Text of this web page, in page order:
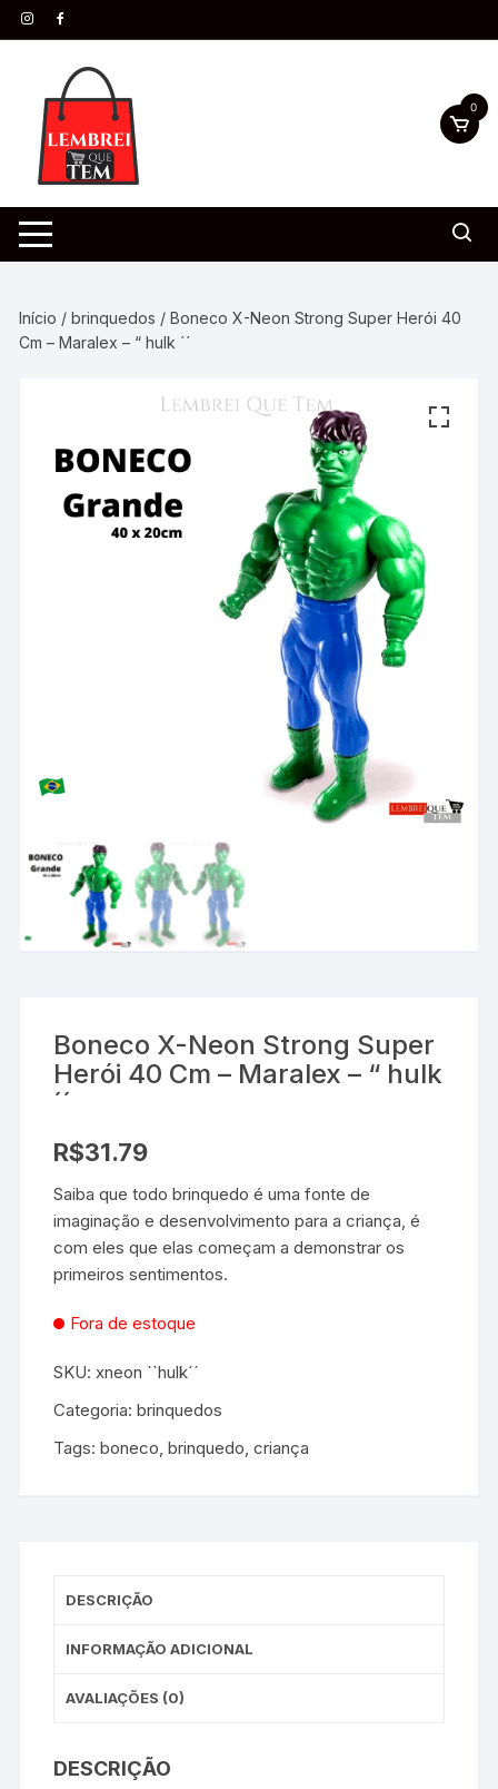
0
Início /brinquedos / Boneco X-Neon Strong Super Herói 40
Cm – Maralex – “ hulk ´´
Boneco X-Neon Strong Super
Herói 40 Cm – Maralex – “ hulk
´´
R$31.79
Saiba que todo brinquedo é uma fonte de
imaginação e desenvolvimento para a criança, é
com eles que elas começam a demonstrar os
primeiros sentimentos.
Fora de estoque
SKU:xneon ``hulk´´
Categoria:brinquedos
Tags:boneco,brinquedo,criança
DESCRIÇÃO
INFORMAÇÃO ADICIONAL
AVALIAÇÕES (0)
DESCRIÇÃO